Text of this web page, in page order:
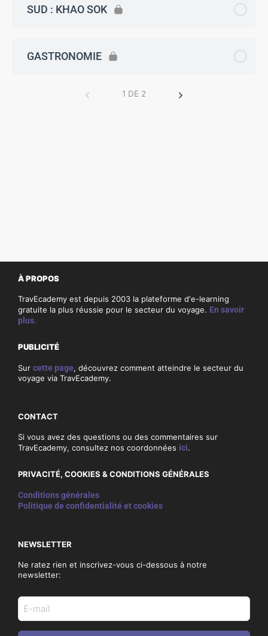
SUD : KHAO SOK
GASTRONOMIE
1 DE 2
À PROPOS
TravEcademy est depuis 2003 la plateforme d'e-learning
gratuite la plus réussie pour le secteur du voyage. En savoir
plus.
PUBLICITÉ
Sur cette page, découvrez comment atteindre le secteur du
voyage via TravEcademy.
CONTACT
Si vous avez des questions ou des commentaires sur
TravEcademy, consultez nos coordonnées ici.
PRIVACITÉ, COOKIES & CONDITIONS GÉNÉRALES
Conditions générales
Politique de confidentialité et cookies
NEWSLETTER
Ne ratez rien et inscrivez-vous ci-dessous à notre
newsletter:
E-
mail